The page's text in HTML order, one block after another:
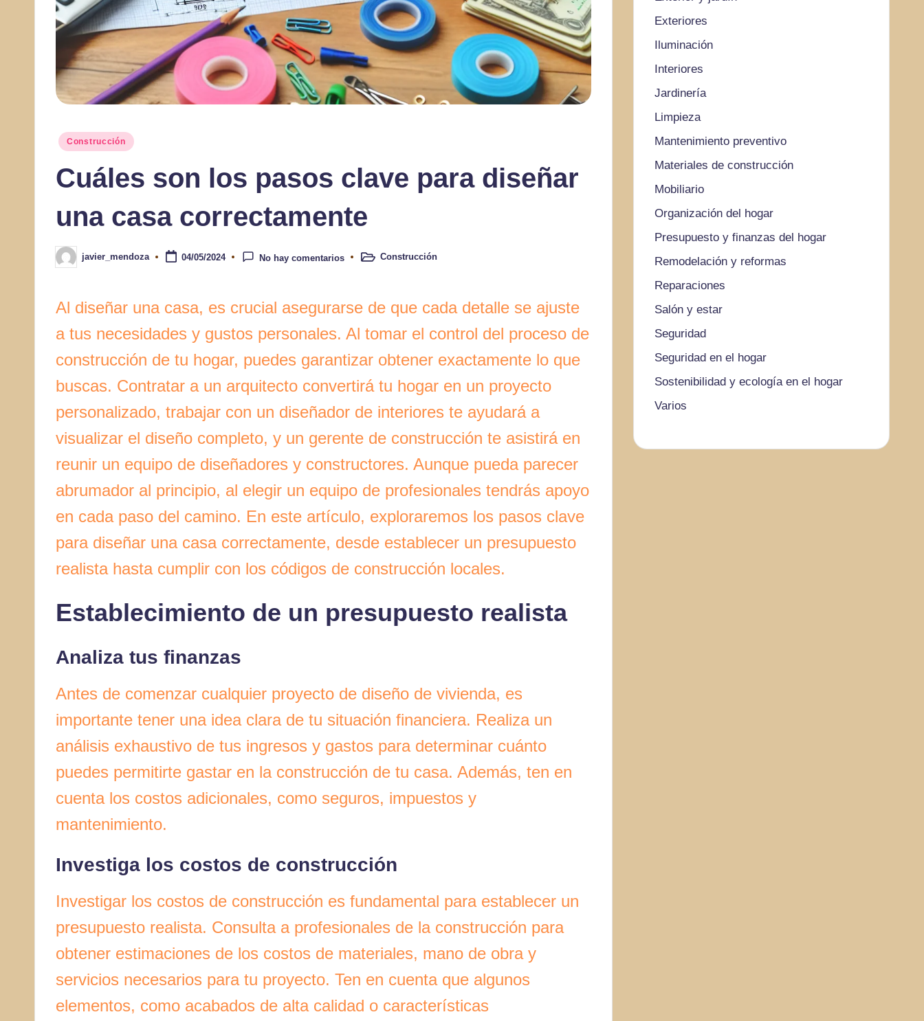
Publicado
Construcción
Cuáles son los pasos clave para diseñar
una casa correctamente
Publicado
por
javier_mendoza 04/05/2024 No hay comentarios
PublicadoConstrucción
Al diseñar una casa, es crucial asegurarse de que cada detalle se ajuste
a tus necesidades y gustos personales. Al tomar el control del proceso de
construcción de tu hogar, puedes garantizar obtener exactamente lo que
buscas. Contratar a un arquitecto convertirá tu hogar en un proyecto
personalizado, trabajar con un diseñador de interiores te ayudará a
visualizar el diseño completo, y un gerente de construcción te asistirá en
reunir un equipo de diseñadores y constructores. Aunque pueda parecer
abrumador al principio, al elegir un equipo de profesionales tendrás apoyo
en cada paso del camino. En este artículo, exploraremos los pasos clave
para diseñar una casa correctamente, desde establecer un presupuesto
realista hasta cumplir con los códigos de construcción locales.
Establecimiento de un presupuesto realista
Analiza tus finanzas
Antes de comenzar cualquier proyecto de diseño de vivienda, es
importante tener una idea clara de tu situación financiera. Realiza un
análisis exhaustivo de tus ingresos y gastos para determinar cuánto
puedes permitirte gastar en la construcción de tu casa. Además, ten en
cuenta los costos adicionales, como seguros, impuestos y
mantenimiento.
Investiga los costos de construcción
Investigar los costos de construcción es fundamental para establecer un
presupuesto realista. Consulta a profesionales de la construcción para
obtener estimaciones de los costos de materiales, mano de obra y
servicios necesarios para tu proyecto. Ten en cuenta que algunos
elementos, como acabados de alta calidad o características
Exteriores
Iluminación
Interiores
Jardinería
Limpieza
Mantenimiento preventivo
Materiales de construcción
Mobiliario
Organización del hogar
Presupuesto y finanzas del hogar
Remodelación y reformas
Reparaciones
Salón y estar
Seguridad
Seguridad en el hogar
Sostenibilidad y ecología en el hogar
Varios